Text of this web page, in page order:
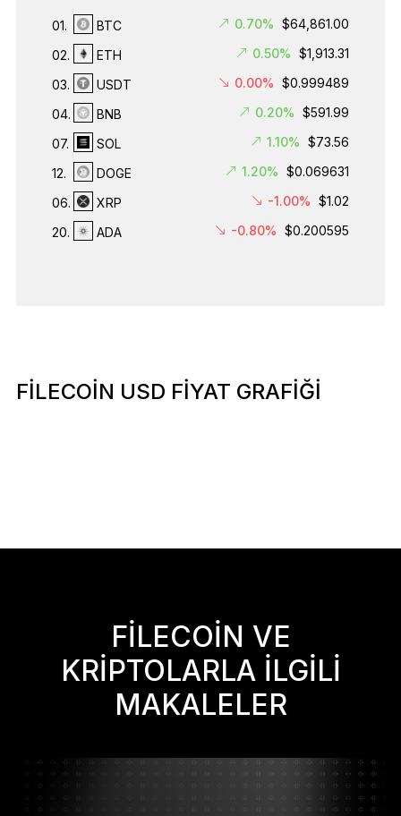
FILECOIN USD FİYAT GRAFİĞİ
01. BTC 0.70% $64,861.00
02. ETH 0.50% $1,913.31
03. USDT 0.00% $0.999489
04. BNB 0.20% $591.99
07. SOL 1.10% $73.56
12. DOGE 1.20% $0.069631
06. XRP -1.00% $1.02
20. ADA -0.80% $0.200595
FILECOIN VE
KRIPTOLARLA ILGILI
MAKALELER